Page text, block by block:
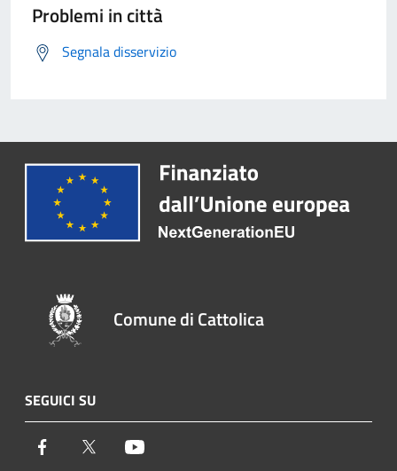
Problemi in città
Segnala disservizio
Comune di Cattolica
SEGUICI SU
Facebook Twitter